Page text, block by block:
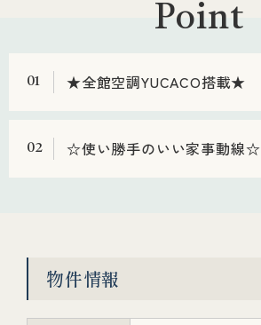
Point
01 ★全館空調YUCACO搭載★
02 ☆使い勝手のいい家事動線☆
物件情報